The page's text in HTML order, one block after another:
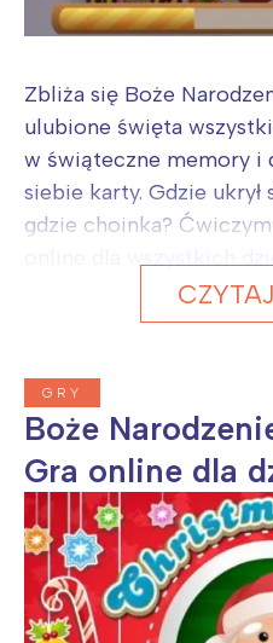
Zbliża się Boże
ulubione święta
w świąteczne memory i
siebie karty. Gdzie ukrył
gdzie choinka?
online dla wszystkich
GRY
Boże
Gra online dla